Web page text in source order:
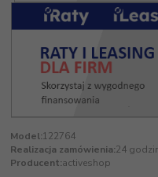
Model:122764
Realizacja zamówienia:24
Producent:activeshop